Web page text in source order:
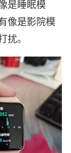
是睡眠模
像是影院模
。